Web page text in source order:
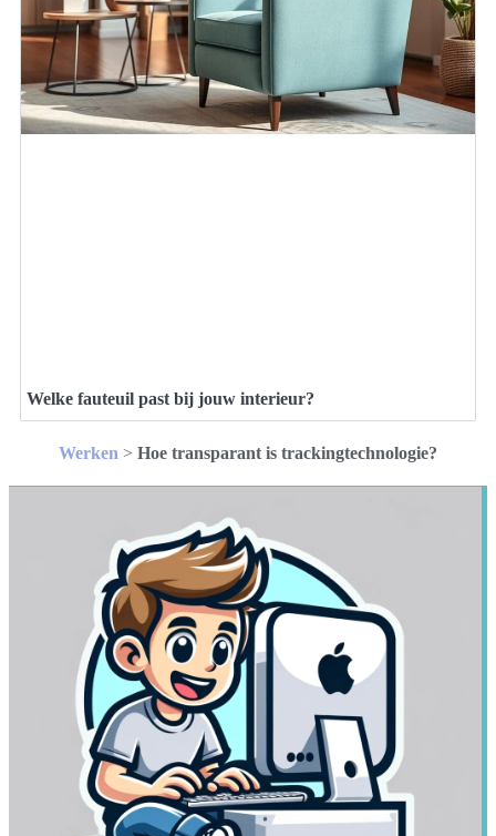
Welke fauteuil past bij jouw interieur?
Werken > Hoe transparant is trackingtechnologie?